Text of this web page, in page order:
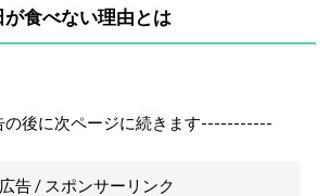
食べない理由とは
後に次ページに続きます-----------
広告 / スポンサーリンク